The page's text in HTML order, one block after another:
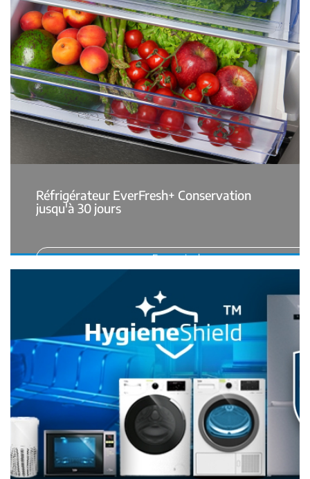
Réfrigérateur EverFresh+ Conservation
jusqu'à 30 jours
En savoir plus